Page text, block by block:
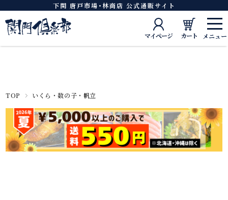
下関 唐戸市場･林商店 公式通販サイト
マイページ カート
TOP いくら・数の子・帆立